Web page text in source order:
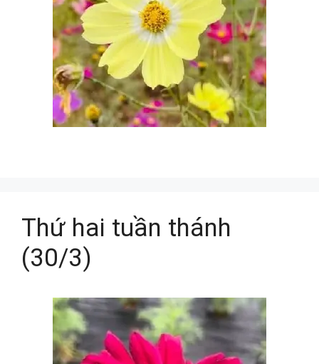
Thứ hai tuần thánh
(30/3)